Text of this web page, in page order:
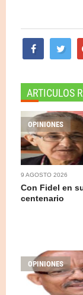
ARTICULOS
OPINIONES
9 AGOSTO 2026
Con Fidel en
centenario
OPINIONES